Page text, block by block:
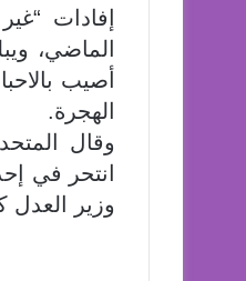
إفادات
أصيب
الهجرة.
وقال
انتحر في
وزير